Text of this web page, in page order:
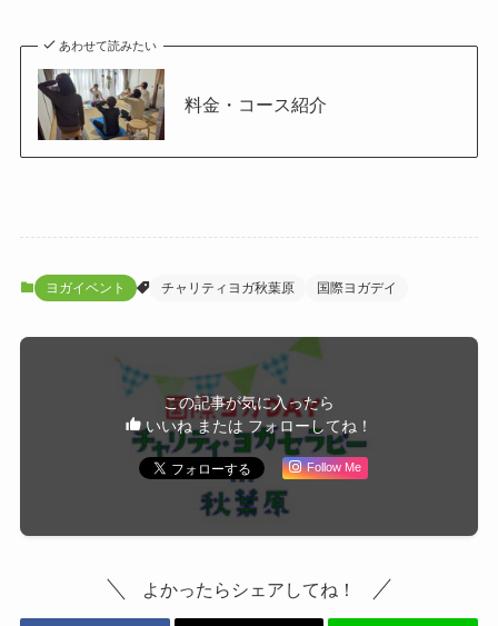
あわせて読みたい
料金・コース紹介
ヨガイベント チャリティヨガ秋葉原 国際ヨガデイ
この記事が気に入ったら
いいね または フォローしてね！
Follow Me
よかったらシェアしてね！